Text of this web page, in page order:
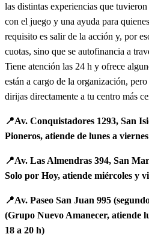
las distintas experiencias que
con el juego y una ayuda para
requisito es salir de la acción y, por
cuotas, sino que se autofinancia a
Tiene atención las 24 h y ofrece
están a cargo de la organización,
dirijas directamente a tu centro más
📍Av. Conquistadores 1293, San
Pioneros, atiende de lunes a
📍Av. Las Almendras 394, San
Solo por Hoy, atiende miércoles y
📍Av. Paseo San Juan 995
(Grupo Nuevo Amanecer, atiende
18 a 20 h)